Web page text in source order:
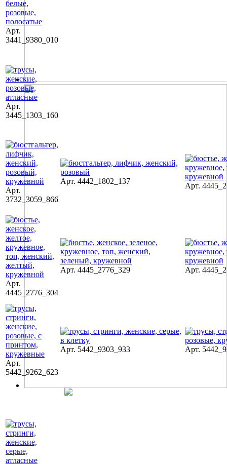
Арт.
3441_9380_010
Арт.
3445_1303_160
Арт.
3732_3059_866
Арт. 4442_1802_137
Арт.
Арт.
4445_2776_304
Арт. 4445_2776_329 Арт.
Арт.
5442_9262_623
Арт. 5442_9303_933 Арт.